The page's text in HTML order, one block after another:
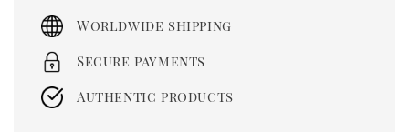
price
Worldwide shipping
Secure payments
Authentic products